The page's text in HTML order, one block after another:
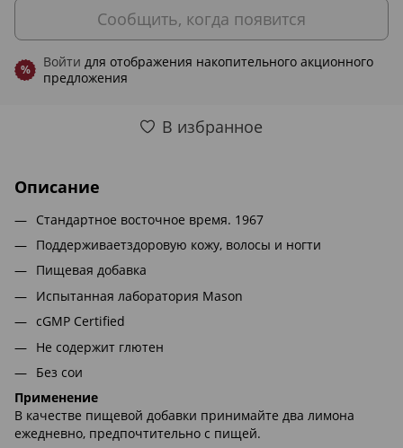
Сообщить, когда появится
% Войти для отображения накопительного акционного
предложения
В избранное
Описание
Стандартное восточное время. 1967
Поддерживаетздоровую кожу, волосы и ногти
Пищевая добавка
Испытанная лаборатория Mason
cGMP Certified
Не содержит глютен
Без сои
Применение
В качестве пищевой добавки принимайте два лимона
ежедневно, предпочтительно с пищей.